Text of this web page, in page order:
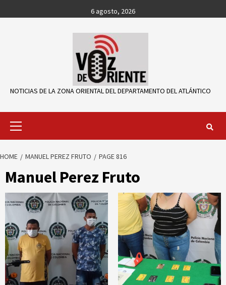
to
6 agosto, 2026
NOTICIAS DE LA ZONA ORIENTAL DEL DEPARTAMENTO DEL ATLÁNTICO
Primary
HOME MANUEL PEREZ FRUTO PAGE 816
Manuel Perez Fruto